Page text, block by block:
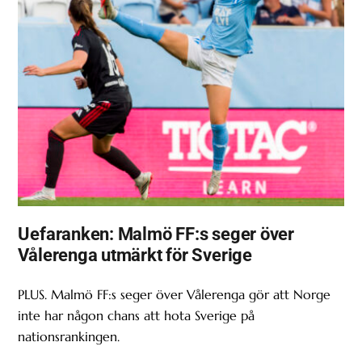
Uefaranken: Malmö FF:s seger över
Vålerenga utmärkt för Sverige
PLUS. Malmö FF:s seger över Vålerenga gör att Norge
inte har någon chans att hota Sverige på
nationsrankingen.